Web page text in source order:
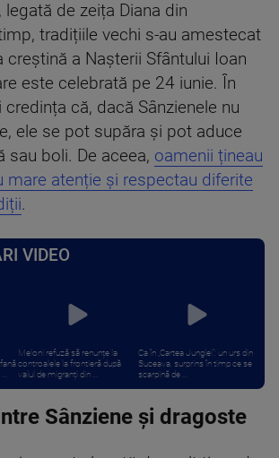
legată de zeița Diana din
tradițiile vechi s-au amestecat
creștină a Nașterii Sfântului Ioan
este celebrată pe 24 iunie. În
că, dacă Sânzienele nu
ele se pot supăra și pot aduce
sau boli. De aceea, oamenii țineau
mare atenție și respectau diferite
.
VIDEO
Meloni refuză să renunțe la
controalele la frontieră după
valul de migranți din ...
Ca în „Cartea Junglei”: un urs din
Suceava, surprins în timp ce se
scarpină de ...
Sânziene și dragoste